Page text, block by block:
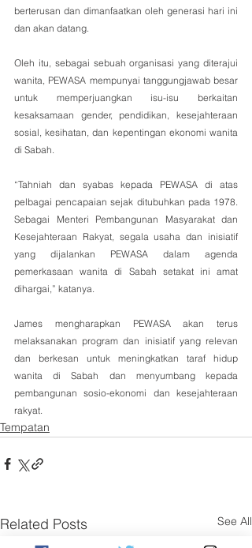
berterusan dan dimanfaatkan oleh generasi hari ini
dan akan datang.
Oleh itu, sebagai sebuah organisasi yang diterajui
wanita, PEWASA mempunyai tanggungjawab besar
untuk memperjuangkan isu-isu berkaitan
kesaksamaan gender, pendidikan, kesejahteraan
sosial, kesihatan, dan kepentingan ekonomi wanita
di Sabah.
“Tahniah dan syabas kepada PEWASA di atas
pelbagai pencapaian sejak ditubuhkan pada 1978.
Sebagai Menteri Pembangunan Masyarakat dan
Kesejahteraan Rakyat, segala usaha dan inisiatif
yang dijalankan PEWASA dalam agenda
pemerkasaan wanita di Sabah setakat ini amat
dihargai,” katanya.
James mengharapkan PEWASA akan terus
melaksanakan program dan inisiatif yang relevan
dan berkesan untuk meningkatkan taraf hidup
wanita di Sabah dan menyumbang kepada
pembangunan sosio-ekonomi dan kesejahteraan
rakyat.
Tempatan
Related Posts See All